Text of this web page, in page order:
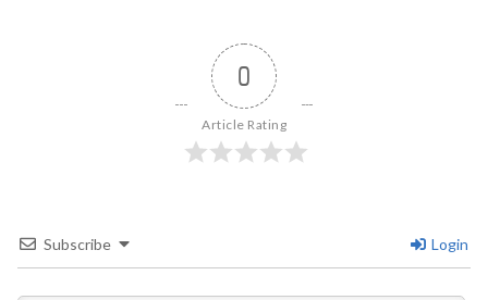
0
Article Rating
Subscribe Login